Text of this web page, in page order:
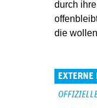
durch
die